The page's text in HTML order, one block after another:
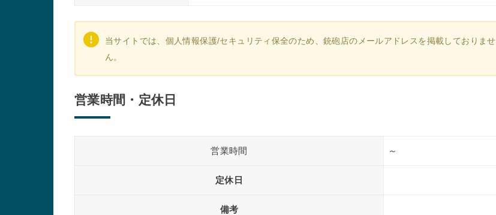
当サイトでは、個人情報保護/セキュリティ保全のため、銃砲店のメールアドレスを掲載しておりませ
ん。
営業時間・定休日
営業時間 ～
定休日
備考